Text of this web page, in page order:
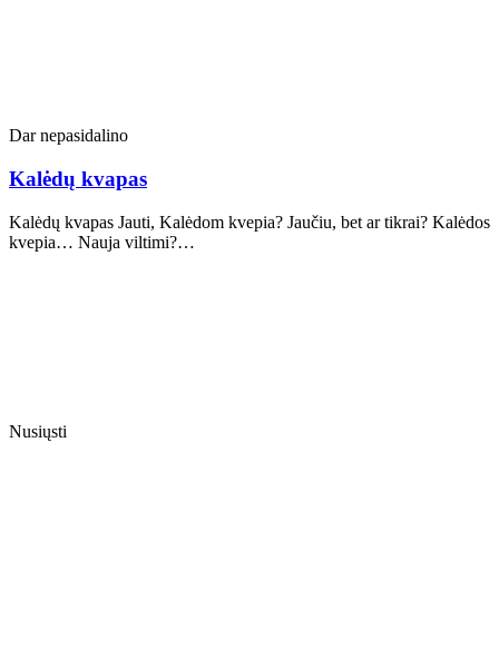
Dar nepasidalino
Kalėdų kvapas
Kalėdų kvapas Jauti, Kalėdom kvepia? Jaučiu, bet ar tikrai? Kalėdos
kvepia… Nauja viltimi?…
Nusiųsti